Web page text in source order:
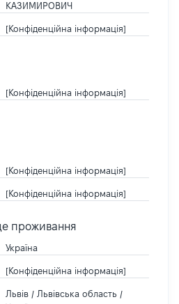
КАЗИМИРОВИЧ
[Конфіденційна інформація]
[Конфіденційна інформація]
[Конфіденційна інформація]
[Конфіденційна інформація]
проживання
Україна
[Конфіденційна інформація]
Львів / Львівська область /